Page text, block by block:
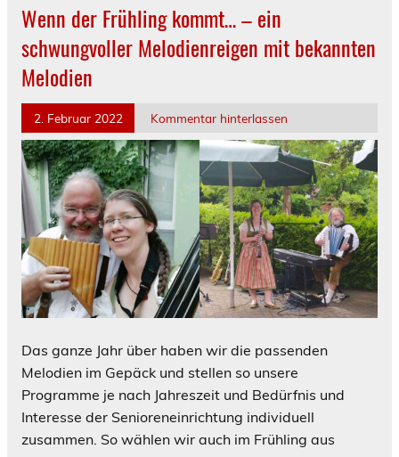
Wenn der Frühling kommt… – ein
schwungvoller Melodienreigen mit bekannten
Melodien
2. Februar 2022 Kommentar hinterlassen
Das ganze Jahr über haben wir die passenden
Melodien im Gepäck und stellen so unsere
Programme je nach Jahreszeit und Bedürfnis und
Interesse der Senioreneinrichtung individuell
zusammen. So wählen wir auch im Frühling aus